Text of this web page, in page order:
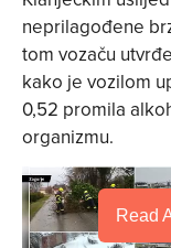
neprilagođene
tom vozaču
kako je vozilom
0,52 promila
organizmu.
Read